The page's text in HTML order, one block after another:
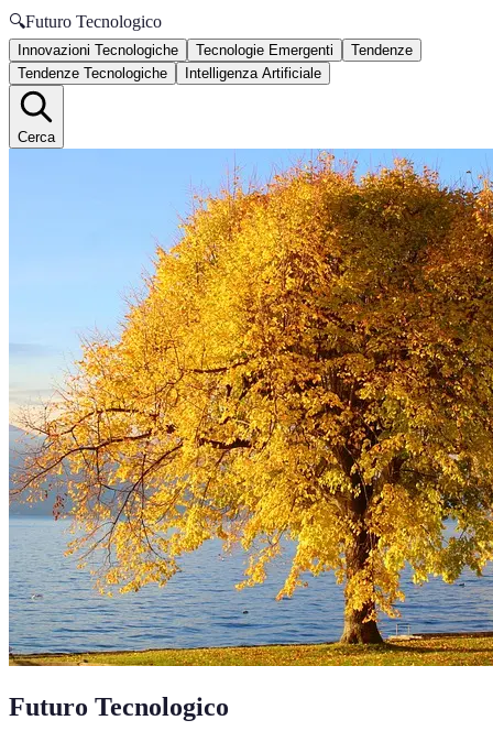
🔍Futuro Tecnologico
Innovazioni Tecnologiche Tecnologie Emergenti
Tendenze
Tendenze Tecnologiche
Intelligenza Artificiale
Cerca
Futuro Tecnologico